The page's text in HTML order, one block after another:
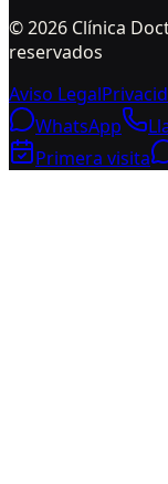
©2026 Clínica
reservados
Aviso Legal
WhatsApp
Primera visita